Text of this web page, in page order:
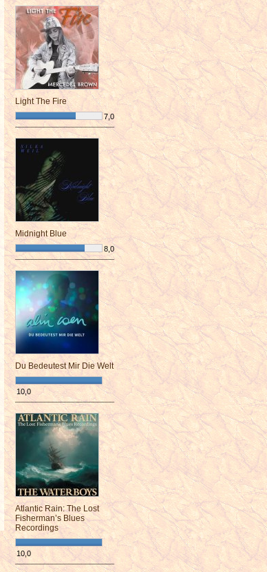
Light The Fire
7,0
¯¯¯¯¯¯¯¯¯¯¯¯¯¯¯¯¯¯¯¯¯¯¯¯
Midnight Blue
8,0
¯¯¯¯¯¯¯¯¯¯¯¯¯¯¯¯¯¯¯¯¯¯¯¯
Du Bedeutest Mir Die Welt
10,0
¯¯¯¯¯¯¯¯¯¯¯¯¯¯¯¯¯¯¯¯¯¯¯¯
Atlantic Rain: The Lost
Fisherman’s Blues
Recordings
10,0
¯¯¯¯¯¯¯¯¯¯¯¯¯¯¯¯¯¯¯¯¯¯¯¯